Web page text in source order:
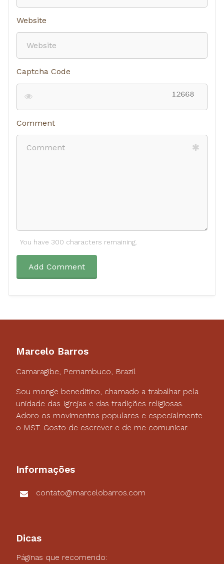
Website
Captcha Code
Comment
You have 300 characters remaining.
Add Comment
Marcelo Barros
Camaragibe, Pernambuco, Brazil
Sou monge beneditino, chamado a trabalhar pela
unidade das Igrejas e das tradições religiosas.
Adoro os movimentos populares e especialmente
o MST. Gosto de escrever e de me comunicar.
Informações
contato@marcelobarros.com
Dicas
Páginas que recomendo: